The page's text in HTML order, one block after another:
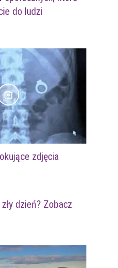
do ludzi
zdjęcia
dzień? Zobacz